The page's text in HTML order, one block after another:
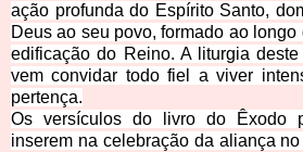
ação profunda do Espírito Santo,
Deus ao seu povo, formado ao
edificação do Reino. A liturgia
vem convidar todo fiel a viver
pertença.
Os versículos do livro do Êxodo
inserem na celebração da aliança